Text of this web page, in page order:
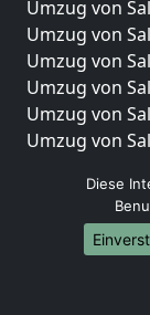
Umzug von
Umzug von
Umzug von
Umzug von
Umzug von
Umzug von
Umzüge-
Umzug von
Umzug von
Umzug von
Diese